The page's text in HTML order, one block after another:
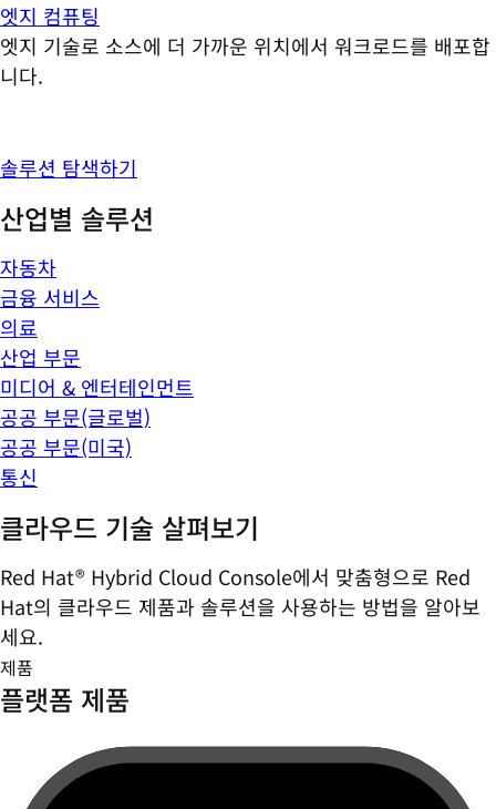
엣지 컴퓨팅
엣지 기술로 소스에 더 가까운 위치에서 워크로드를 배포합
니다.
솔루션 탐색하기
산업별 솔루션
자동차
금융 서비스
의료
산업 부문
미디어 & 엔터테인먼트
공공 부문(글로벌)
공공 부문(미국)
통신
클라우드 기술 살펴보기
Red Hat® Hybrid Cloud Console에서 맞춤형으로 Red
Hat의 클라우드 제품과 솔루션을 사용하는 방법을 알아보
세요.
제품
플랫폼 제품